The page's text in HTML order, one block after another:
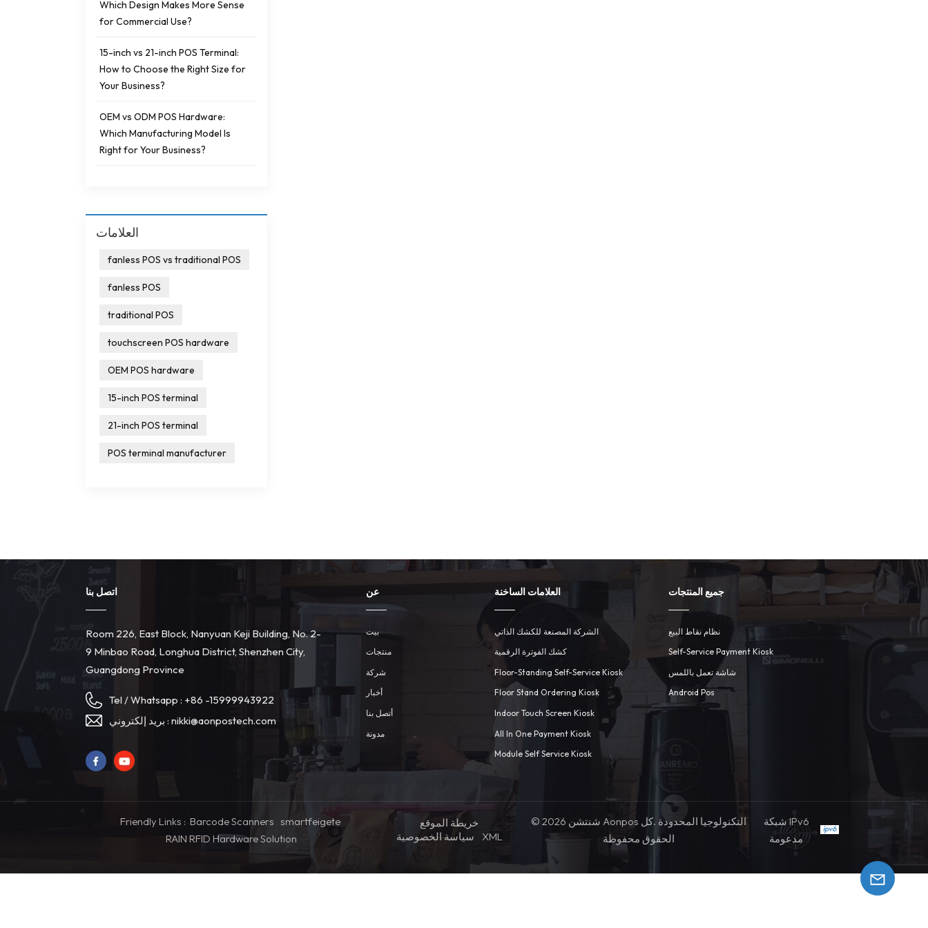
Which Design Makes More Sense
for Commercial Use?
15-inch vs 21-inch POS Terminal:
How to Choose the Right Size for
Your Business?
OEM vs ODM POS Hardware:
Which Manufacturing Model Is
Right for Your Business?
العلامات
fanless POS vs traditional POS
fanless POS
traditional POS
touchscreen POS hardware
OEM POS hardware
15-inch POS terminal
21-inch POS terminal
POS terminal manufacturer
اتصل بنا
Room 226, East Block, Nanyuan Keji Building, No. 2-
9 Minbao Road, Longhua District, Shenzhen City,
Guangdong Province
Tel / Whatsapp : +86 -15999943922
بريد إلكتروني :nikki@aonpostech.com
عن
بيت
منتجات
شركة
أخبار
أتصل بنا
مدونة
العلامات الساخنة
الشركة المصنعة للكشك الذاتي
كشك الفوترة الرقمية
Floor-Standing Self-Service Kiosk
Floor Stand Ordering Kiosk
Indoor Touch Screen Kiosk
All In One Payment Kiosk
Module Self Service Kiosk
جميع المنتجات
نظام نقاط البيع
Self-Service Payment Kiosk
شاشة تعمل باللمس
Android Pos
Friendly Links : Barcode Scanners smartfeigete
RAIN RFID Hardware Solution
خريطة الموقع
سياسة الخصوصية
XML
© 2026 شنتشن Aonpos التكنولوجيا المحدودة .كل
الحقوق محفوظة
شبكة IPv6
مدعومة